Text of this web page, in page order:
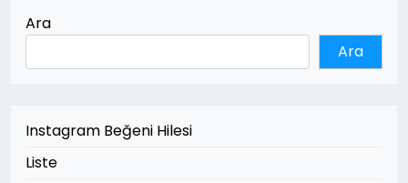
Ara
Ara
Instagram Beğeni Hilesi
Liste